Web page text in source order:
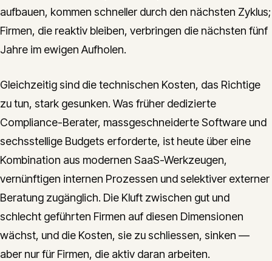
aufbauen, kommen schneller durch den nächsten Zyklus;
Firmen, die reaktiv bleiben, verbringen die nächsten fünf
Jahre im ewigen Aufholen.
Gleichzeitig sind die technischen Kosten, das Richtige
zu tun, stark gesunken. Was früher dedizierte
Compliance-Berater, massgeschneiderte Software und
sechsstellige Budgets erforderte, ist heute über eine
Kombination aus modernen SaaS-Werkzeugen,
vernünftigen internen Prozessen und selektiver externer
Beratung zugänglich. Die Kluft zwischen gut und
schlecht geführten Firmen auf diesen Dimensionen
wächst, und die Kosten, sie zu schliessen, sinken —
aber nur für Firmen, die aktiv daran arbeiten.